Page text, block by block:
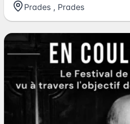
Prades , Prades